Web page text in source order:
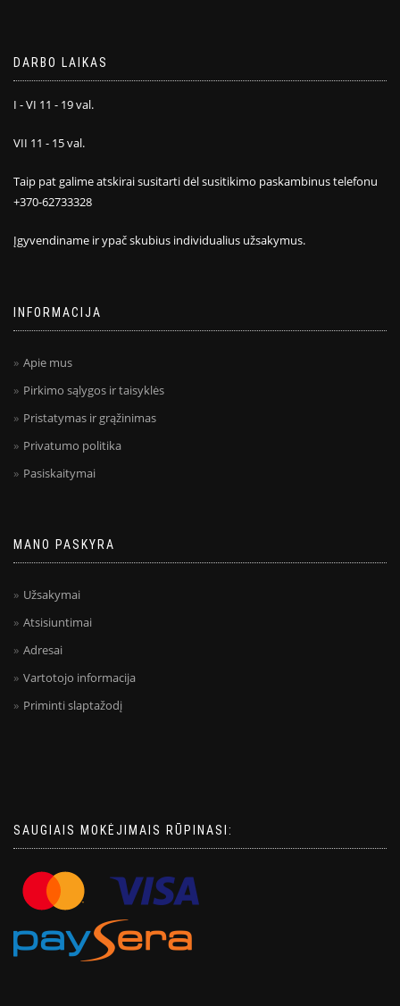
DARBO LAIKAS
I - VI 11 - 19 val.
VII 11 - 15 val.
Taip pat galime atskirai susitarti dėl susitikimo paskambinus telefonu
+370-62733328
Įgyvendiname ir ypač skubius individualius užsakymus.
INFORMACIJA
Apie mus
Pirkimo sąlygos ir taisyklės
Pristatymas ir grąžinimas
Privatumo politika
Pasiskaitymai
MANO PASKYRA
Užsakymai
Atsisiuntimai
Adresai
Vartotojo informacija
Priminti slaptažodį
SAUGIAIS MOKĖJIMAIS RŪPINASI: